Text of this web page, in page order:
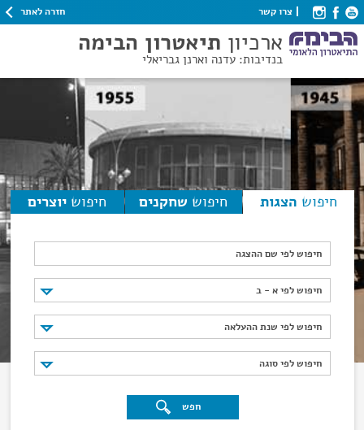
צרו קשר חזרה לאתר
ארכיון תיאטרון הבימה
בנדיבות: עדנה וארנן גבריאלי
חיפוש הצגות חיפוש שחקנים חיפוש יוצרים
חיפוש לפי שם ההצגה
חיפוש לפי א - ב
חיפוש לפי א - ב
חיפוש לפי שנת ההעלאה
חיפוש לפי שנת ההעלאה
חיפוש לפי סוגה
חיפוש לפי סוגה
חפש